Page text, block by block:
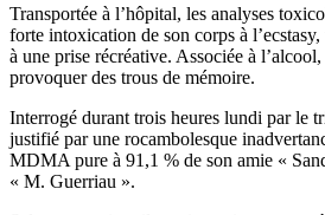
Transportée à l’hôpital, les analyses
forte intoxication de son corps à
à une prise récréative. Associée à
provoquer des trous de mémoire.
Interrogé durant trois heures lundi par le
justifié par une rocambolesque
MDMA pure à 91,1 % de son amie «
« M. Guerriau ».